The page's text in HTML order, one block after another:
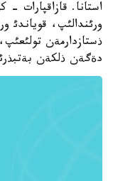
استانا. قازاقپارات
ورئندالئپ، قوياندئ
ذستازدارمةن
دةگةن ذلكةن